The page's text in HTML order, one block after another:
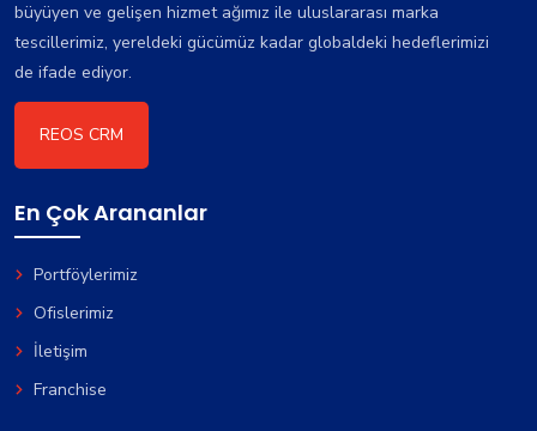
büyüyen ve gelişen hizmet ağımız ile uluslararası marka
tescillerimiz, yereldeki gücümüz kadar globaldeki hedeflerimizi
de ifade ediyor.
REOS CRM
En Çok Arananlar
Portföylerimiz
Ofislerimiz
İletişim
Franchise